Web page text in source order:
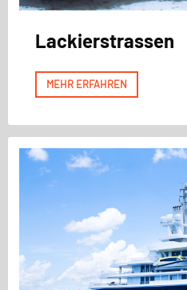
Lackierstrassen
MEHR ERFAHREN